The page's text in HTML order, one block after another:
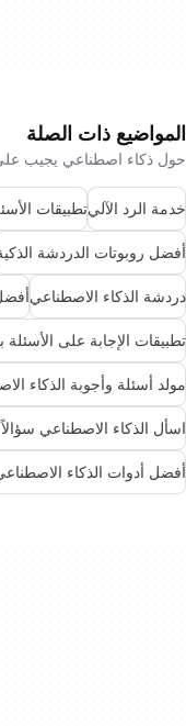
المواضيع ذات الصلة
حول ذكاء اصطناعي يجيب على
خدمة الرد الآليتطبيقات
أفضل روبوتات الدردشة
دردشة الذكاء الاصطناعي
تطبيقات الإجابة على الأسئلة
مولد أسئلة وأجوبة الذكاء
أفضل أدوات الذكاء